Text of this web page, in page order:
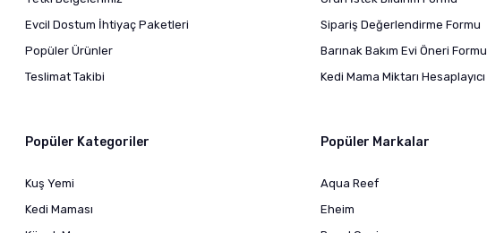
Evcil Dostum İhtiyaç Paketleri
Popüler Ürünler
Teslimat Takibi
Sipariş Değerlendirme Formu
Barınak Bakım Evi Öneri Formu
Kedi Mama Miktarı Hesaplayıcı
Popüler Kategoriler
Kuş Yemi
Kedi Maması
Popüler Markalar
Aqua Reef
Eheim